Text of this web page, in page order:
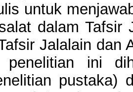
untuk
dalam Tafsir
Jalalain dan
ini
pustaka)